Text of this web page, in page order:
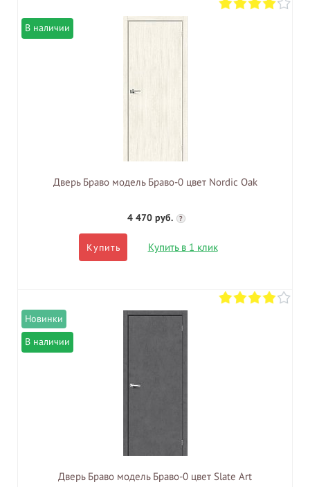
В наличии
Дверь Браво модель Браво-0 цвет Nordic Oak
4 470 руб. ?
Купить Купить в 1 клик
В наличии
Дверь Браво модель Браво-0 цвет Slate Art